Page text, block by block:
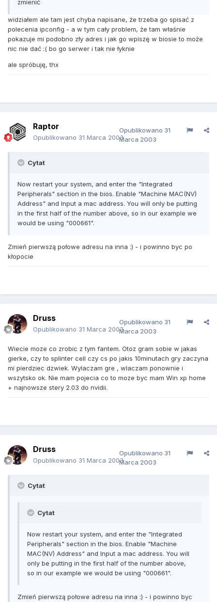
zmienić
widziałem ale tam jest chyba napisane, że trzeba go spisać z
polecenia ipconfig - a w tym cały problem, że tam właśnie
pokazuje mi podobno zły adres i jak go wpiszę w biosie to może
nic nie dać :( bo go serwer i tak nie łyknie
ale spróbuję, thx
Raptor
Opublikowano 31 Marca 2003
Opublikowano 31
Marca 2003
Cytat
Now restart your system, and enter the "Integrated
Peripherals" section in the bios. Enable "Machine MAC(NV)
Address" and Input a mac address. You will only be putting
in the first half of the number above, so in our example we
would be using "000661".
Zmień pierwszą połowe adresu na inna :) - i powinno byc po
kłopocie
Druss
Opublikowano 31 Marca 2003
Opublikowano 31
Marca 2003
Wiecie moze co zrobic z tym fantem. Otoz gram sobie w jakas
gierke, czy to splinter cell czy cs po jakis 10minutach gry zaczyna
mi pierdziec dzwiek. Wylaczam gre , wlaczam ponownie i
wszytsko ok. Nie mam pojecia co to moze byc mam Win xp home
+ najnowsze stery 2.03 do nvidii.
Druss
Opublikowano 31 Marca 2003
Opublikowano 31
Marca 2003
Cytat
Cytat
Now restart your system, and enter the "Integrated
Peripherals" section in the bios. Enable "Machine
MAC(NV) Address" and Input a mac address. You will
only be putting in the first half of the number above,
so in our example we would be using "000661".
Zmień pierwszą połowe adresu na inna :) - i powinno byc